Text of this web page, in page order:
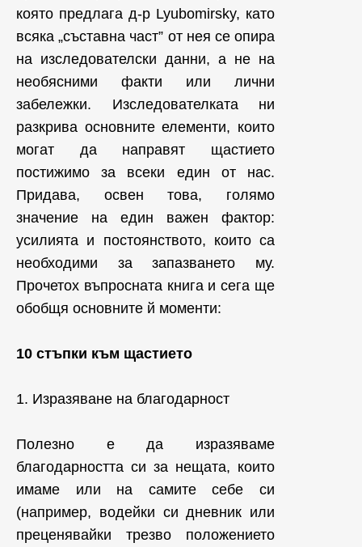
която предлага д-р Lyubomirsky, като
всяка „съставна част” от нея се опира
на изследователски данни, а не на
необясними факти или лични
забележки. Изследователката ни
разкрива основните елементи, които
могат да направят щастието
постижимо за всеки един от нас.
Придава, освен това, голямо
значение на един важен фактор:
усилията и постоянството, които са
необходими за запазването му.
Прочетох въпросната книга и сега ще
обобщя основните й моменти:
10 стъпки към щастието
1. Изразяване на благодарност
Полезно е да изразяваме
благодарността си за нещата, които
имаме или на самите себе си
(например, водейки си дневник или
преценявайки трезво положението